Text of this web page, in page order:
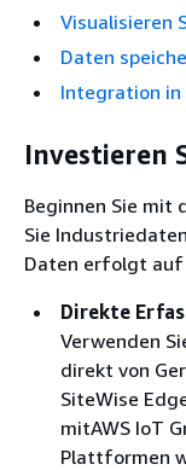
Visualisieren
Daten
Integration in
Investieren
Beginnen Sie mit
Sie
Daten erfolgt auf
Direkte
Verwenden
direkt von
SiteWise
mitAWS IoT
Plattformen